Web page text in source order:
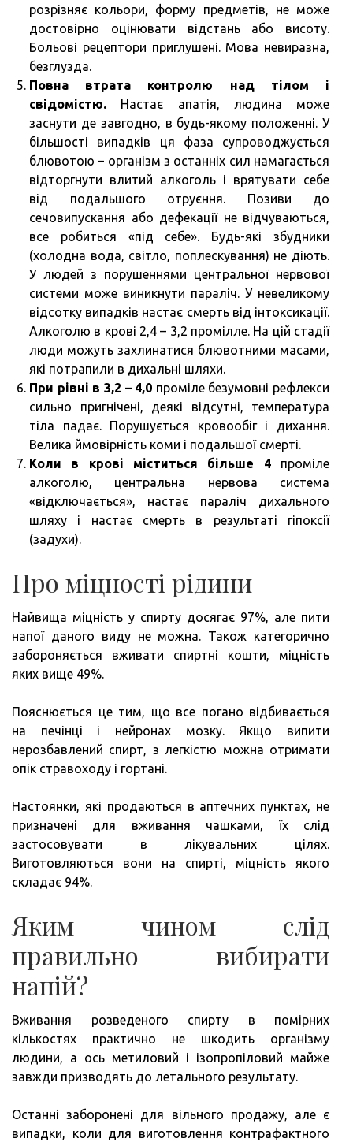
розрізняє кольори, форму предметів, не може
достовірно оцінювати відстань або висоту.
Больові рецептори приглушені. Мова невиразна,
безглузда.
Повна втрата контролю над тілом і
свідомістю. Настає апатія, людина може
заснути де завгодно, в будь-якому положенні. У
більшості випадків ця фаза супроводжується
блювотою – організм з останніх сил намагається
відторгнути влитий алкоголь і врятувати себе
від подальшого отруєння. Позиви до
сечовипускання або дефекації не відчуваються,
все робиться «під себе». Будь-які збудники
(холодна вода, світло, поплескування) не діють.
У людей з порушеннями центральної нервової
системи може виникнути параліч. У невеликому
відсотку випадків настає смерть від інтоксикації.
Алкоголю в крові 2,4 – 3,2 промілле. На цій стадії
люди можуть захлинатися блювотними масами,
які потрапили в дихальні шляхи.
При рівні в 3,2 – 4,0 проміле безумовні рефлекси
сильно пригнічені, деякі відсутні, температура
тіла падає. Порушується кровообіг і дихання.
Велика ймовірність коми і подальшої смерті.
Коли в крові міститься більше 4проміле
алкоголю, центральна нервова система
«відключається», настає параліч дихального
шляху і настає смерть в результаті гіпоксії
(задухи).
Про міцності рідини
Найвища міцність у спирту досягає 97%, але пити
напої даного виду не можна. Також категорично
забороняється вживати спиртні кошти, міцність
яких вище 49%.
Пояснюється це тим, що все погано відбивається
на печінці і нейронах мозку. Якщо випити
нерозбавлений спирт, з легкістю можна отримати
опік стравоходу і гортані.
Настоянки, які продаються в аптечних пунктах, не
призначені для вживання чашками, їх слід
застосовувати в лікувальних цілях.
Виготовляються вони на спирті, міцність якого
складає 94%.
Яким чином слід
правильно вибирати
напій?
Вживання розведеного спирту в помірних
кількостях практично не шкодить організму
людини, а ось метиловий і ізопропіловий майже
завжди призводять до летального результату.
Останні заборонені для вільного продажу, але є
випадки, коли для виготовлення контрафактного